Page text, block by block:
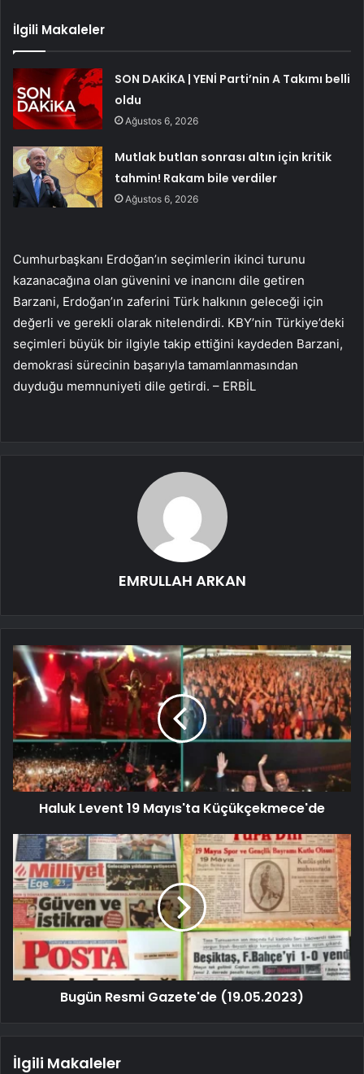
İlgili Makaleler
SON DAKİKA | YENİ Parti’nin A Takımı belli
oldu
Ağustos 6, 2026
Mutlak butlan sonrası altın için kritik
tahmin! Rakam bile verdiler
Ağustos 6, 2026
Cumhurbaşkanı Erdoğan’ın seçimlerin ikinci turunu
kazanacağına olan güvenini ve inancını dile getiren
Barzani, Erdoğan’ın zaferini Türk halkının geleceği için
değerli ve gerekli olarak nitelendirdi. KBY’nin Türkiye’deki
seçimleri büyük bir ilgiyle takip ettiğini kaydeden Barzani,
demokrasi sürecinin başarıyla tamamlanmasından
duyduğu memnuniyeti dile getirdi. – ERBİL
EMRULLAH ARKAN
Haluk Levent 19 Mayıs'ta Küçükçekmece'de
Bugün Resmi Gazete'de (19.05.2023)
İlgili Makaleler